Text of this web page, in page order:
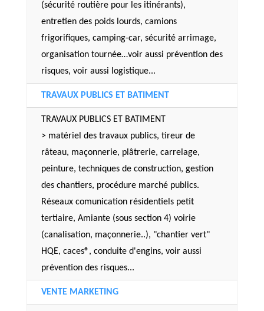
(sécurité routière pour les itinérants),
entretien des poids lourds, camions
frigorifiques, camping-car, sécurité arrimage,
organisation tournée…voir aussi prévention des
risques, voir aussi logistique...
TRAVAUX PUBLICS ET BATIMENT
TRAVAUX PUBLICS ET BATIMENT
> matériel des travaux publics, tireur de
râteau, maçonnerie, plâtrerie, carrelage,
peinture, techniques de construction, gestion
des chantiers, procédure marché publics.
Réseaux comunication résidentiels petit
tertiaire, Amiante (sous section 4) voirie
(canalisation, maçonnerie..), "chantier vert"
HQE, caces®, conduite d'engins, voir aussi
prévention des risques...
VENTE MARKETING